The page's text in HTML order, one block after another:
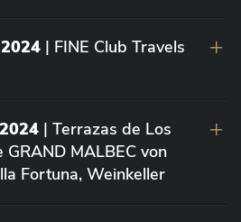
| FINE Club Travels
| Terrazas de Los
MALBEC von
Fortuna, Weinkeller